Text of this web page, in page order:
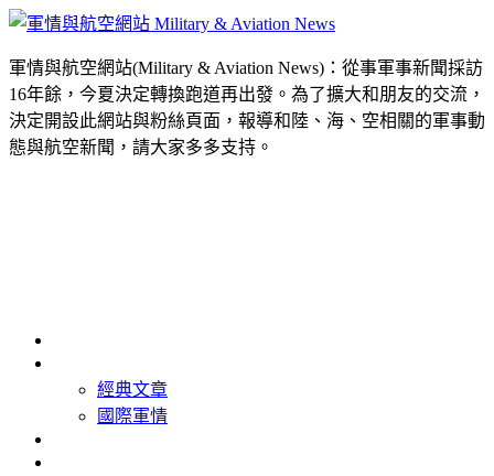
軍情與航空網站(Military & Aviation News)：從事軍事新聞採訪
16年餘，今夏決定轉換跑道再出發。為了擴大和朋友的交流，
決定開設此網站與粉絲頁面，報導和陸、海、空相關的軍事動
態與航空新聞，請大家多多支持。
經典文章
國際軍情